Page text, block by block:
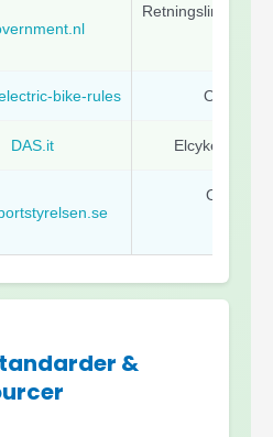
Retningslinjer for
bike-rules
DAS.it Elcykelregler
Officielle
&